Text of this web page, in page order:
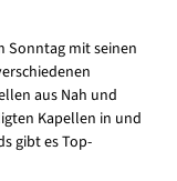
Sonntag mit seinen
aus Nah und
Kapellen in und
gibt es Top-